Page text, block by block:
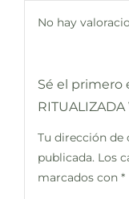
No hay
Sé el primero
RITUALIZADA
Tu dirección de
publicada. Los
marcados con *